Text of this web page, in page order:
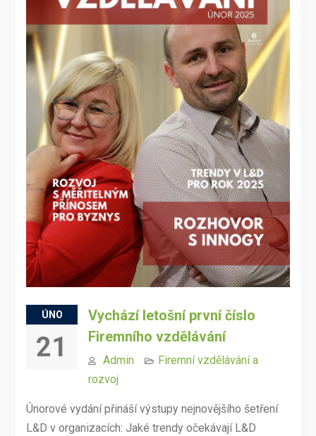
ÚNO
21
Vychází letošní první číslo
Firemního vzdělávání
Admin
Firemní vzdělávání a
rozvoj
Únorové vydání přináší výstupy nejnovějšího šetření
L&D v organizacích: Jaké trendy očekávají L&D